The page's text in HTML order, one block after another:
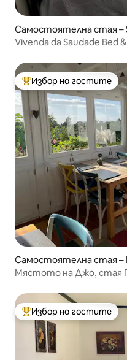
Самостоятелна стая –
Vivenda da Saudade Bed
Най-популярен избор
Избор на гостите
Самостоятелна стая –
Мястото на Джо, стая
Най-популярен избор
Избор на гостите